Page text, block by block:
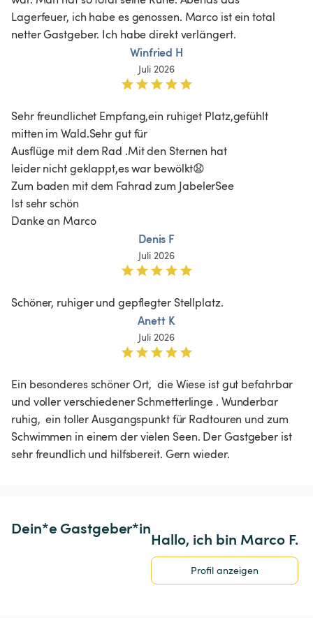
Lagerfeuer, ich habe es genossen. Marco ist ein total
netter Gastgeber. Ich habe direkt verlängert.
Winfried H
Juli 2026
Sehr freundlichet Empfang,ein ruhiget Platz,gefühlt
mitten im Wald.Sehr gut für
Ausflüge mit dem Rad .Mit den Sternen hat
leider nicht geklappt,es war bewölkt😧
Zum baden mit dem Fahrad zum JabelerSee
Ist sehr schön
Danke an Marco
Denis F
Juli 2026
Schöner, ruhiger und gepflegter Stellplatz.
Anett K
Juli 2026
Ein besonderes schöner Ort,  die Wiese ist gut befahrbar
und voller verschiedener Schmetterlinge . Wunderbar
ruhig,  ein toller Ausgangspunkt für Radtouren und zum
Schwimmen in einem der vielen Seen. Der Gastgeber ist
sehr freundlich und hilfsbereit. Gern wieder.
Dein*e Gastgeber*in
Hallo, ich bin Marco F.
Profil anzeigen